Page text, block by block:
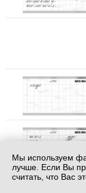
Мы используем
лучше. Если Вы
считать, что Вас